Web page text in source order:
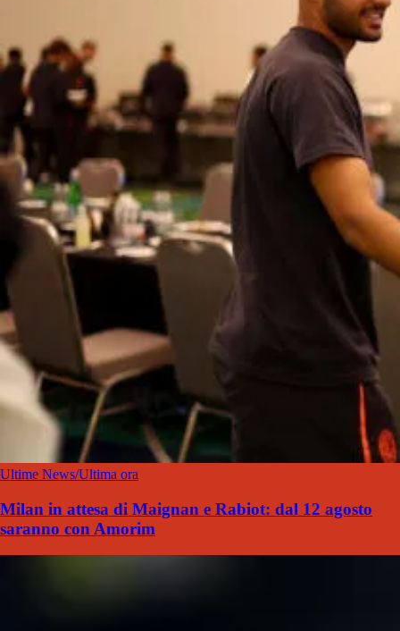
Ultime News/Ultima ora
Milan in attesa di Maignan e Rabiot: dal 12 agosto
saranno con Amorim